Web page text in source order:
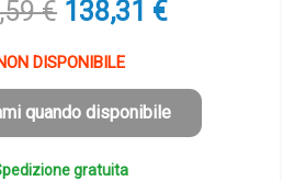
€ Il
originale
era:
145,59 €.
138,31 €Il
è:
138,31 €.
DISPONIBILE
quando disponibile
gratuita